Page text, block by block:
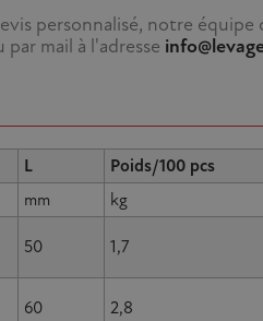
personnalisé, notre
par mail à l'adresse
L Poids/100 pcs
mm kg
50 1,7
60 2,8